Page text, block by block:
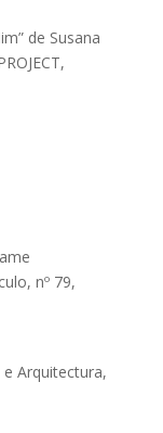
de Susana
nº 79,
Arquitectura,